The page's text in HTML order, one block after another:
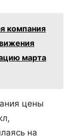
компания
марта
цены
на